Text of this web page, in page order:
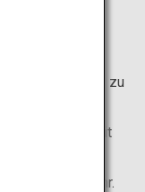
Sie was zu
bis hin zu
mit
zu
und vielem mehr.